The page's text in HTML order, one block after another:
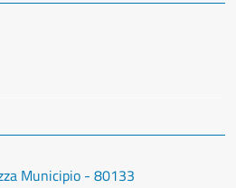
Municipio - 80133